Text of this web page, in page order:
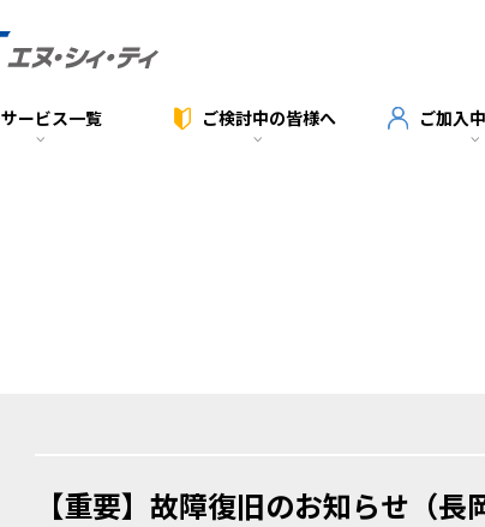
サービス一覧 ご検討中の皆様へ ご加入
【重要】故障復旧のお知らせ（長